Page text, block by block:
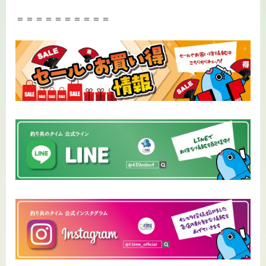
＝＝＝＝＝＝＝＝＝＝